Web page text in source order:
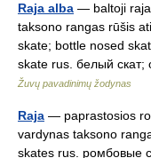
Raja alba — baltoji raja
taksono rangas rūšis
skate; bottle nosed
skate rus. белый
Žuvų pavadinimų žodynas
Raja — paprastosios
vardynas taksono
skates rus. ромбовые